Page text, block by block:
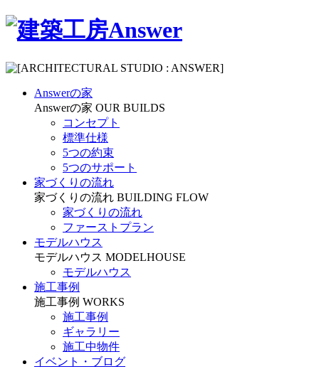
Answerの家
Answerの家 OUR BUILDS
コンセプト
標準仕様
5つの約束
5つのサポート
家づくりの流れ
家づくりの流れ BUILDING FLOW
家づくりの流れ
ファーストプラン
モデルハウス
モデルハウス MODELHOUSE
モデルハウス
施工事例
施工事例 WORKS
施工事例
ギャラリー
施工中物件
イベント・ブログ